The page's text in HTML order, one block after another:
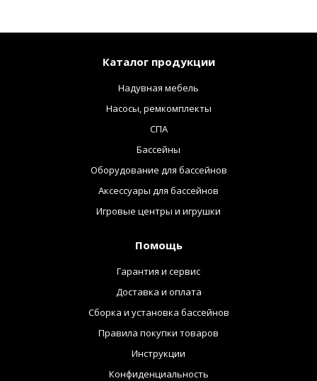
Каталог продукции
Надувная мебель
Насосы, ремкомплекты
СПА
Бассейны
Оборудование для бассейнов
Аксессуары для бассейнов
Игровые центры и игрушки
Помощь
Гарантия и сервис
Доставка и оплата
Сборка и установка бассейнов
Правила покупки товаров
Инструкции
Конфиденциальность